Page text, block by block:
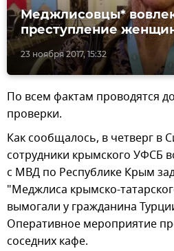
23 ноября 2017, 15:32
Меджлисовцы*
преступление
По всем фактам проводятся
проверки.
Как сообщалось, в четверг в
сотрудники крымского УФСБ
с МВД по Республике Крым
"Меджлиса крымско-
вымогали у гражданина
Оперативное мероприятие
соседних кафе.